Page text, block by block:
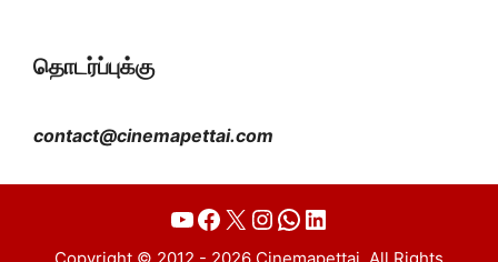
தொடர்ப்புக்கு
contact@cinemapettai.com
YouTube
Facebook
X Instagram
WhatsApp
LinkedIn